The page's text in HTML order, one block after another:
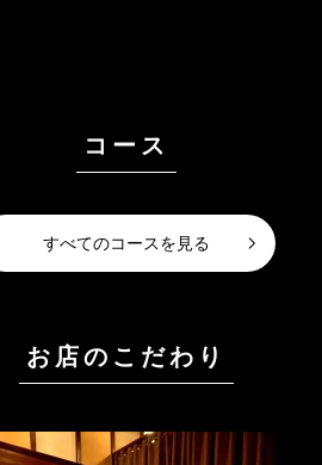
コース
すべてのコースを見る
お店のこだわり